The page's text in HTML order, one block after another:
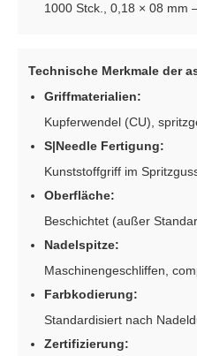
1000 Stck., 0,18 × 08 mm
Technische Merkmale der
Griffmaterialien:
Kupferwendel (CU),
S|Needle Fertigung:
Kunststoffgriff im
Oberfläche:
Beschichtet (außer
Nadelspitze:
Maschinengeschliffen,
Farbkodierung:
Standardisiert nach
Zertifizierung: